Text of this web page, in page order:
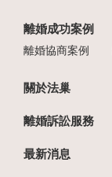
離婚成功案例
離婚協商案例
關於法巢
離婚訴訟服務
最新消息